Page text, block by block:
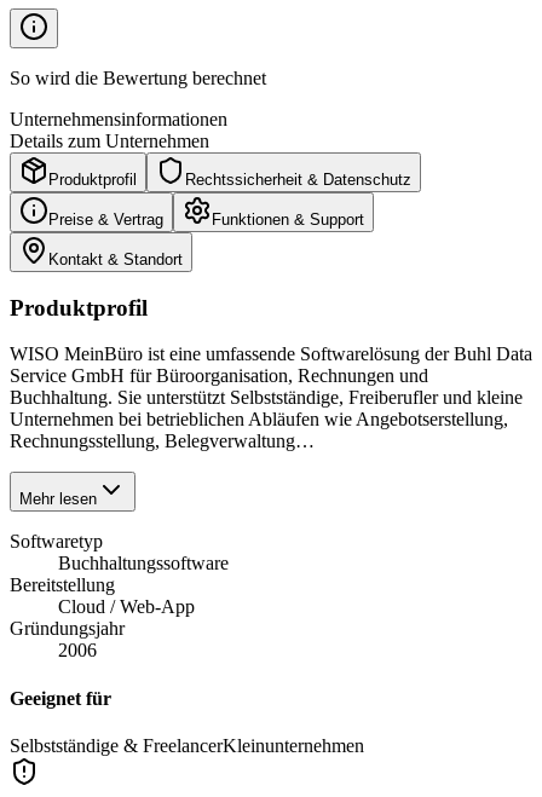
So wird die Bewertung berechnet
Unternehmensinformationen
Details zum Unternehmen
Produktprofil Rechtssicherheit & Datenschutz
Preise & Vertrag Funktionen & Support
Kontakt & Standort
Produktprofil
WISO MeinBüro ist eine umfassende Softwarelösung der Buhl Data
Service GmbH für Büroorganisation, Rechnungen und
Buchhaltung. Sie unterstützt Selbstständige, Freiberufler und kleine
Unternehmen bei betrieblichen Abläufen wie Angebotserstellung,
Rechnungsstellung, Belegverwaltung…
Mehr lesen
Softwaretyp
Buchhaltungssoftware
Bereitstellung
Cloud / Web-App
Gründungsjahr
2006
Geeignet für
Selbstständige & FreelancerKleinunternehmen